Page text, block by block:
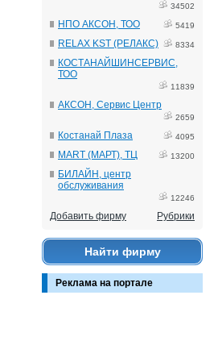
34502
НПО АКСОН, ТОО 5419
RELAX KST (РЕЛАКС) 8334
КОСТАНАЙШИНСЕРВИС,
ТОО
11839
АКСОН, Сервис Центр
2659
Костанай Плаза 4095
MART (МАРТ), ТЦ 13200
БИЛАЙН, центр
обслуживания
12246
Добавить фирму Рубрики
Найти фирму
Реклама на портале